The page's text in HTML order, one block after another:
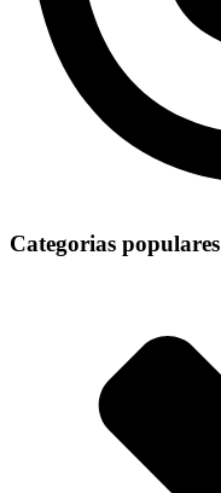
Categorias populares